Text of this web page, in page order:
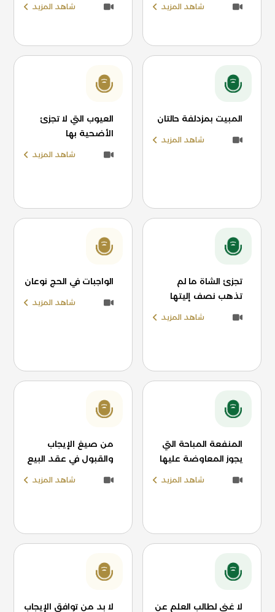
شاهد المزيد شاهد المزيد
المبيت بمزدلفة حالتان
شاهد المزيد
العيوب التي لا تجزئ
الأضحية بها
شاهد المزيد
تجزئ الشاة ما لم
تذهب نصف إليتها
شاهد المزيد
الواجبات في الحج نوعان
شاهد المزيد
المنفعة المباحة التي
يجوز المعاوضة عليها
شاهد المزيد
من صيغ الإيجاب
والقبول في عقد البيع
شاهد المزيد
لا غنى لطالب العلم عن
لا بد من توافق الإيجاب